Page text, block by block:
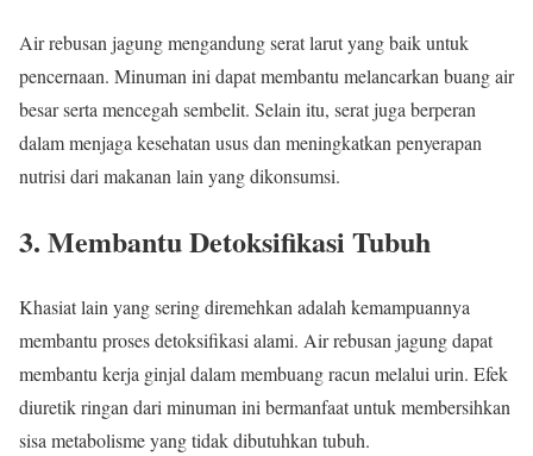
Air rebusan jagung mengandung serat larut yang baik untuk
pencernaan. Minuman ini dapat membantu melancarkan buang air
besar serta mencegah sembelit. Selain itu, serat juga berperan
dalam menjaga kesehatan usus dan meningkatkan penyerapan
nutrisi dari makanan lain yang dikonsumsi.
3. Membantu Detoksifikasi Tubuh
Khasiat lain yang sering diremehkan adalah kemampuannya
membantu proses detoksifikasi alami. Air rebusan jagung dapat
membantu kerja ginjal dalam membuang racun melalui urin. Efek
diuretik ringan dari minuman ini bermanfaat untuk membersihkan
sisa metabolisme yang tidak dibutuhkan tubuh.